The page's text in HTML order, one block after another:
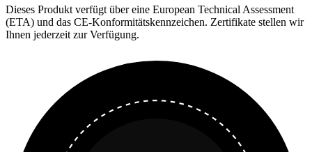
Dieses Produkt verfügt über eine European Technical Assessment
(ETA) und das CE-Konformitätskennzeichen. Zertifikate stellen wir
Ihnen jederzeit zur Verfügung.